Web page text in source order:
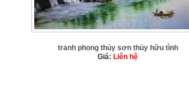
tranh phong thủy sơn thủy hữu tình
Giá:Liên hệ